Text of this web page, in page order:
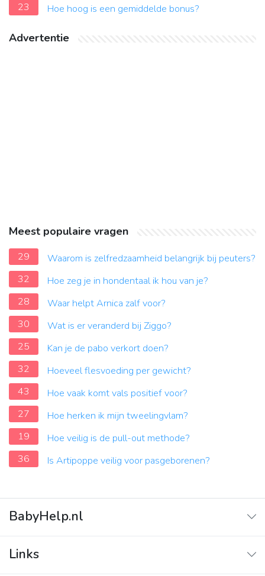
23
Hoe hoog is een gemiddelde bonus?
Advertentie
Meest populaire vragen
29
Waarom is zelfredzaamheid belangrijk bij peuters?
32
Hoe zeg je in hondentaal ik hou van je?
28
Waar helpt Arnica zalf voor?
30
Wat is er veranderd bij Ziggo?
25
Kan je de pabo verkort doen?
32
Hoeveel flesvoeding per gewicht?
43
Hoe vaak komt vals positief voor?
27
Hoe herken ik mijn tweelingvlam?
19
Hoe veilig is de pull-out methode?
36
Is Artipoppe veilig voor pasgeborenen?
BabyHelp.nl
Vraag & Antwoord
Links